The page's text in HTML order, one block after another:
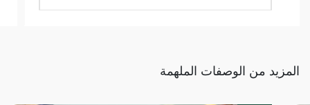
المزيد من الوصفات الملهمة